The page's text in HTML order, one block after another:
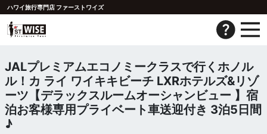
ハワイ旅行専門店 ファーストワイズ
JALプレミアムエコノミークラスで行くホノル
ル！カ ライ ワイキキビーチ LXRホテルズ&リゾ
ーツ【デラックスルームオーシャンビュー 】宿
泊お客様専用プライベート車送迎付き 3泊5日間
♪